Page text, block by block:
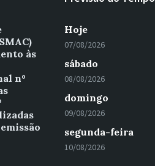
às
nº
Hoje
07/08/2026
sábado
08/08/2026
domingo
09/08/2026
segunda-feira
10/08/2026